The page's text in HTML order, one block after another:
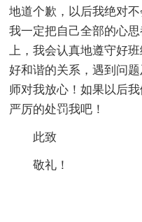
地道个歉，以后我绝对
我一定把自己全部的心
上，我会认真地遵守好
好和谐的关系，遇到问
师对我放心！如果以后
严厉的处罚我吧！
此致
敬礼！